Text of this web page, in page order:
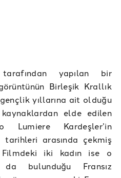
yapılan bir
Birleşik Krallık
yıllarına ait olduğu
elde edilen
Kardeşler’in
arasında çekmiş
iki kadın ise o
da bulunduğu Fransız